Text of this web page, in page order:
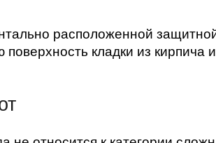
расположенной
кладки из кирпича